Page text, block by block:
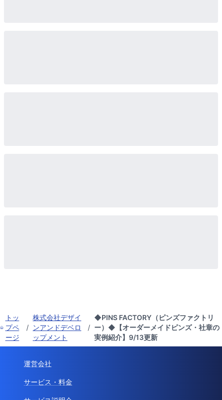
トッ
プペ
ージ
/
株式会社デザイ
ンアンドデベロ
ップメント
/
◆PINS FACTORY（ピンズファクトリ
ー）◆【オーダーメイドピンズ・社章の
実例紹介】9/13更新
運営会社
サービス・料金